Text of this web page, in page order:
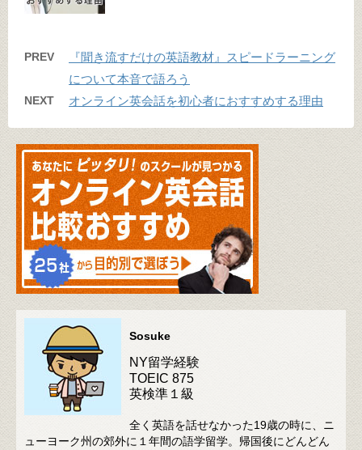
PREV
『聞き流すだけの英語教材』スピードラーニング
について本音で語ろう
NEXT オンライン英会話を初心者におすすめする理由
Sosuke
NY留学経験
TOEIC 875
英検準１級
全く英語を話せなかった19歳の時に、ニ
ューヨーク州の郊外に１年間の語学留学。帰国後にどんどん